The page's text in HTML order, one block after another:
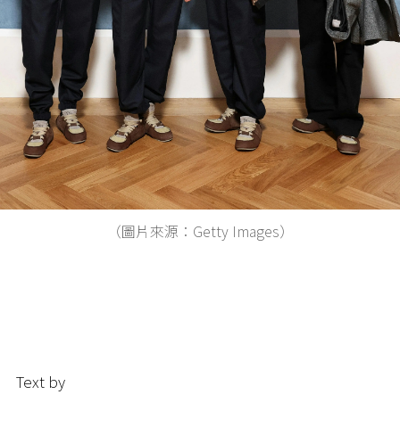
（圖片來源：Getty Images）
Text by